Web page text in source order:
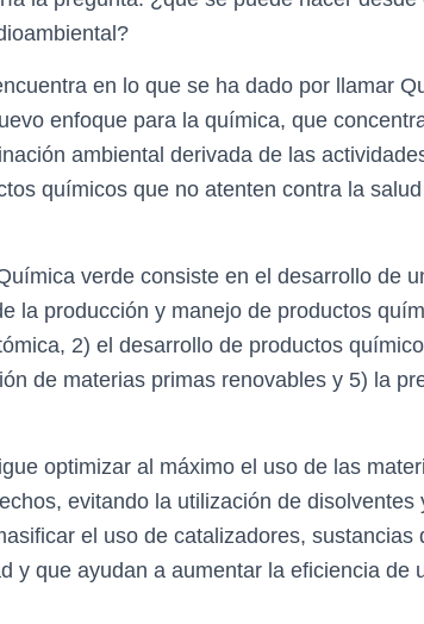
en lo que se ha dado por llamar
enfoque para la química, que
ambiental derivada de las
químicos que no atenten contra la salud
verde consiste en el desarrollo de
la producción y manejo de productos
2) el desarrollo de productos
de materias primas renovables y 5) la
optimizar al máximo el uso de las
evitando la utilización de disolventes
el uso de catalizadores, sustancias
y que ayudan a aumentar la eficiencia de